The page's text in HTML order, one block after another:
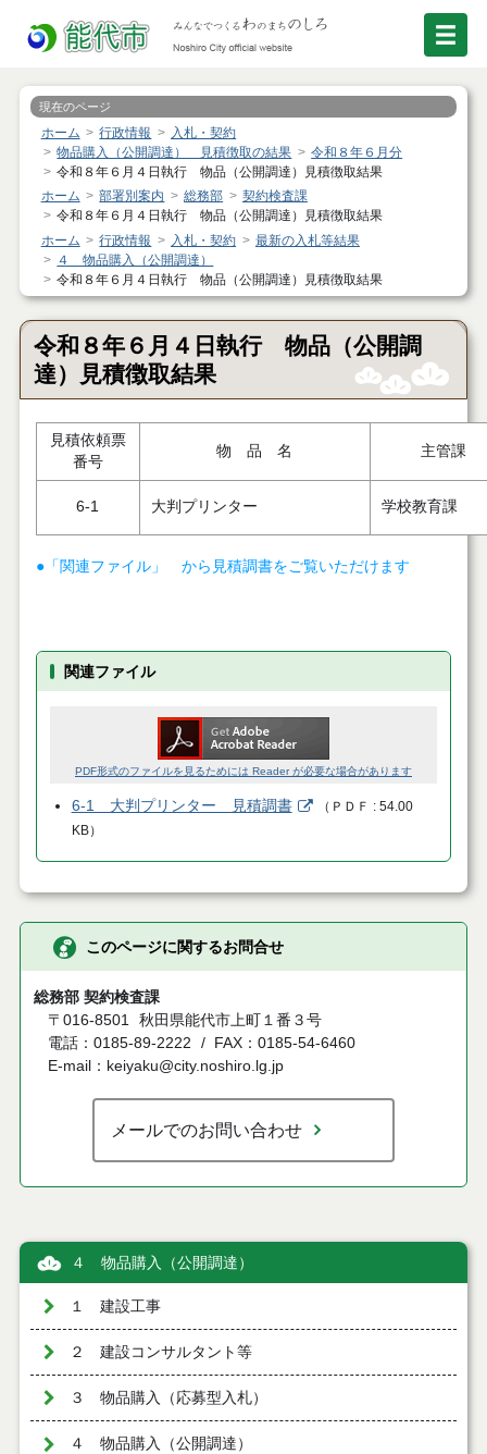
現在のページ
ホーム 行政情報
入札・契約
物品購入（公開調達） 見積徴取の結果
令和８年６月分
令和８年６月４日執行 物品（公開調達）見積徴取結果
ホーム
部署別案内 総務部
契約検査課
令和８年６月４日執行 物品（公開調達）見積徴取結果
ホーム
行政情報 入札・契約
最新の入札等結果
４ 物品購入（公開調達）
令和８年６月４日執行 物品（公開調達）見積徴取結果
令和８年６月４日執行 物品（公開調
達）見積徴取結果
見積依頼票
番号
物 品 名 主管課
6-1 大判プリンター 学校教育課
●「関連ファイル」 から見積調書をご覧いただけます
関連ファイル
PDF形式のファイルを見るためには Reader が必要な場合があります
6-1 大判プリンター 見積調書 （ ＰＤＦ
54.00
KB）
このページに関するお問合せ
総務部 契約検査課
〒016-8501 秋田県能代市上町１番３号
電話：0185-89-2222
FAX：0185-54-6460
E-mail：keiyaku@city.noshiro.lg.jp
メールでのお問い合わせ
４ 物品購入（公開調達）
１ 建設工事
２ 建設コンサルタント等
３ 物品購入（応募型入札）
４ 物品購入（公開調達）